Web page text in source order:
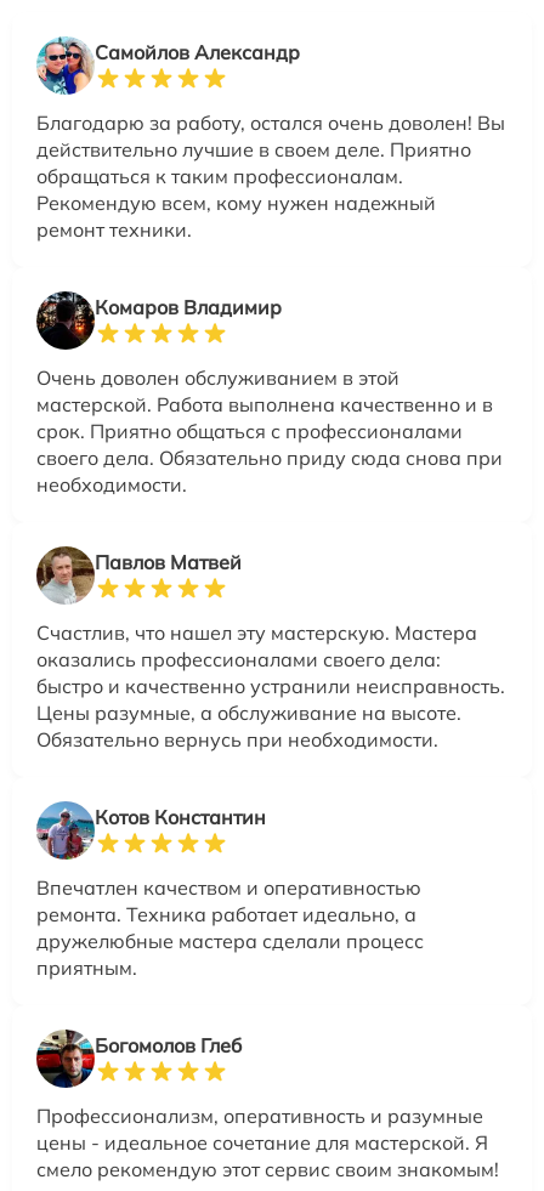
Самойлов Александр
Благодарю за работу, остался очень доволен! Вы
действительно лучшие в своем деле. Приятно
обращаться к таким профессионалам.
Рекомендую всем, кому нужен надежный
ремонт техники.
Комаров Владимир
Очень доволен обслуживанием в этой
мастерской. Работа выполнена качественно и в
срок. Приятно общаться с профессионалами
своего дела. Обязательно приду сюда снова при
необходимости.
Павлов Матвей
Счастлив, что нашел эту мастерскую. Мастера
оказались профессионалами своего дела:
быстро и качественно устранили неисправность.
Цены разумные, а обслуживание на высоте.
Обязательно вернусь при необходимости.
Котов Константин
Впечатлен качеством и оперативностью
ремонта. Техника работает идеально, а
дружелюбные мастера сделали процесс
приятным.
Богомолов Глеб
Профессионализм, оперативность и разумные
цены - идеальное сочетание для мастерской. Я
смело рекомендую этот сервис своим знакомым!